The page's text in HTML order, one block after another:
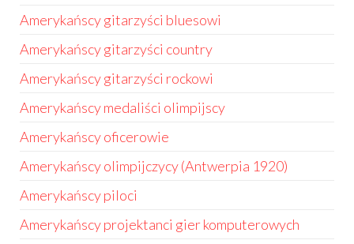
Amerykańscy gitarzyści bluesowi
Amerykańscy gitarzyści country
Amerykańscy gitarzyści rockowi
Amerykańscy medaliści olimpijscy
Amerykańscy oficerowie
Amerykańscy olimpijczycy (Antwerpia 1920)
Amerykańscy piloci
Amerykańscy projektanci gier komputerowych